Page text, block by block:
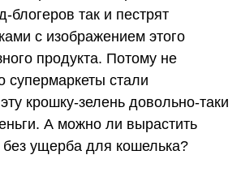
блогеров так и пестрят
с изображением этого
продукта. Потому не
супермаркеты стали
крошку-зелень довольно-таки
А можно ли вырастить
ущерба для кошелька?